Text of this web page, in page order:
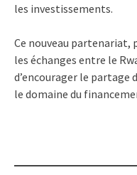
les investissements.
Ce nouveau
les échanges entre le
d’encourager le partage
le domaine du